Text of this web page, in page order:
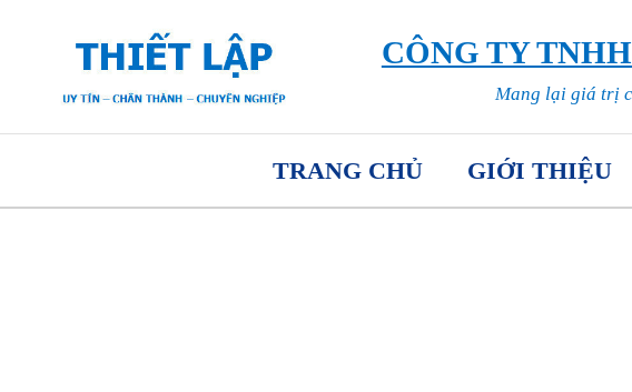
CÔNG TY
Mang lại giá trị
TRANG CHỦ GIỚI THIỆU